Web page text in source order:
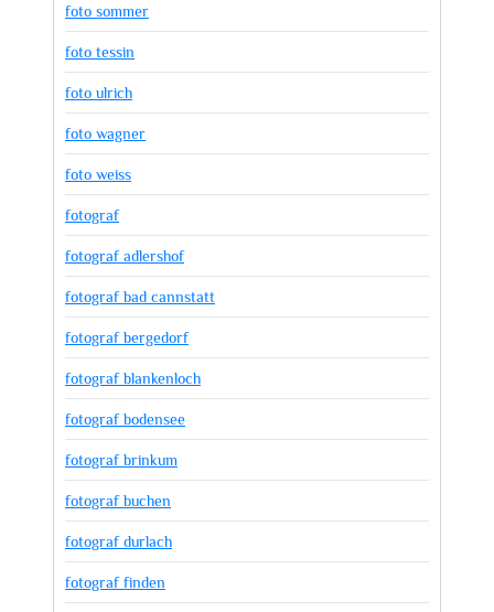
foto sommer
foto tessin
foto ulrich
foto wagner
foto weiss
fotograf
fotograf adlershof
fotograf bad cannstatt
fotograf bergedorf
fotograf blankenloch
fotograf bodensee
fotograf brinkum
fotograf buchen
fotograf durlach
fotograf finden